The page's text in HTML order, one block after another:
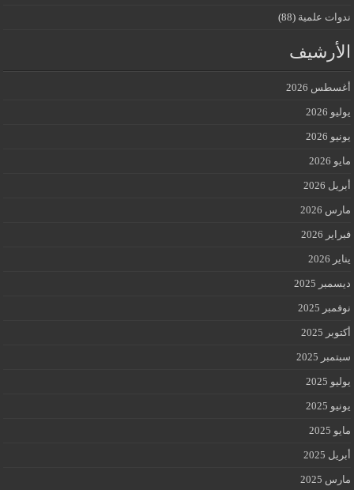
ندوات علمية (88)
الأرشيف
أغسطس 2026
يوليو 2026
يونيو 2026
مايو 2026
أبريل 2026
مارس 2026
فبراير 2026
يناير 2026
ديسمبر 2025
نوفمبر 2025
أكتوبر 2025
سبتمبر 2025
يوليو 2025
يونيو 2025
مايو 2025
أبريل 2025
مارس 2025